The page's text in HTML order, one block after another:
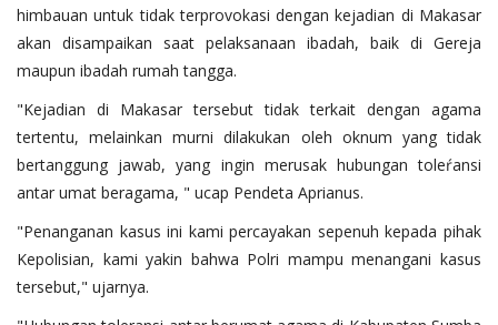
himbauan untuk tidak terprovokasi dengan kejadian di Makasar
akan disampaikan saat pelaksanaan ibadah, baik di Gereja
maupun ibadah rumah tangga.
"Kejadian di Makasar tersebut tidak terkait dengan agama
tertentu, melainkan murni dilakukan oleh oknum yang tidak
bertanggung jawab, yang ingin merusak hubungan toleŕansi
antar umat beragama, " ucap Pendeta Aprianus.
"Penanganan kasus ini kami percayakan sepenuh kepada pihak
Kepolisian, kami yakin bahwa Polri mampu menangani kasus
tersebut," ujarnya.